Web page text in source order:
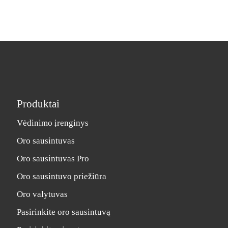
Produktai
Vėdinimo įrenginys
Oro sausintuvas
Oro sausintuvas Pro
Oro sausintuvo priežiūra
Oro valytuvas
Pasirinkite oro sausintuvą